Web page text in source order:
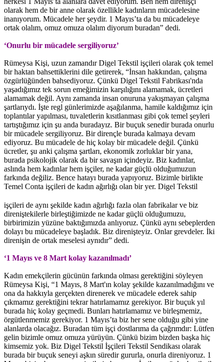
olarak hem de bir anne olarak özellikle kadınların mücadelesine
inanıyorum. Mücadele her şeydir. 1 Mayıs’ta da bu mücadeleye
ortak olalım, omuz omuza olalım diyorum buradan” dedi.
‘Onurlu bir mücadele sergiliyoruz’
Rümeysa Kişi, uzun zamandır Digel Tekstil işçileri olarak çok temel
bir haktan bahsettiklerini dile getirerek, “İnsan hakkından, çalışma
özgürlüğünden bahsediyoruz. Çünkü Digel Tekstil Fabrikası'nda
yaşadığımız tek sorun emeğimizin karşılığını alamamak, ücretleri
alamamak değil. Aynı zamanda insan onuruna yakışmayan çalışma
şartlarıydı. İşte regl günlerimizde aşağılanma, hamile kaldığımız için
toplantılar yapılması, tuvaletlerin kısıtlanması gibi çok temel şeyleri
tartıştığımız için şu anda buradayız. Bir buçuk senedir burada onurlu
bir mücadele sergiliyoruz. Bir dirençle burada kalmaya devam
ediyoruz. Bu mücadele de hiç kolay bir mücadele değil. Çünkü
ücretler, şu anki çalışma şartları, ekonomik zorluklar bir yana,
burada psikolojik olarak da bir savaşın içindeyiz. Biz kadınlar,
aslında hem kadınlar hem işçiler, ne kadar güçlü olduğumuzun
farkında değiliz. Bence hatayı burada yapıyoruz. Bizimle birlikte
Temel Conta işçileri de kadın ağırlığı olan bir yer. Digel Tekstil
işçileri de aynı şekilde kadın ağırlığı fazla olan fabrikalar ve biz
direniştekilerle birleştiğimizde ne kadar güçlü olduğumuzu,
birbirimizin yüzüne baktığımızda anlıyoruz. Çünkü aynı sebeplerden
dolayı bu mücadeleye başladık. Biz direnişteyiz. Onlar grevdeler. İki
direnişin de ortak meselesi aynıdır” dedi.
‘1 Mayıs ve 8 Mart kolay kazanılmadı’
Kadın emekçilerin gücünün farkında olması gerektiğini söyleyen
Rümeysa Kişi, “1 Mayıs, 8 Mart'ın kolay şekilde kazanılmadığını ve
ona da hakkıyla gerçekten direnerek ve mücadele ederek sahip
çıkmamız gerektiğini tekrar hatırlamamız gerekiyor. Bir buçuk yıl
burada hiç kolay geçmedi. Bunları hatırlamamız ve birleşmemiz,
örgütlenmemiz gerekiyor. 1 Mayıs’ta biz her sene olduğu gibi yine
alanlarda olacağız. Buradan tüm işçi dostlarıma da çağrımdır: Lütfen
gelin bizimle omuz omuza yürüyün. Çünkü bizim bizden başka hiç
kimsemiz yok. Biz Digel Tekstil İşçileri Tekstil Sendikası olarak
burada bir buçuk seneyi aşkın süredir gururla, onurla direniyoruz. 1